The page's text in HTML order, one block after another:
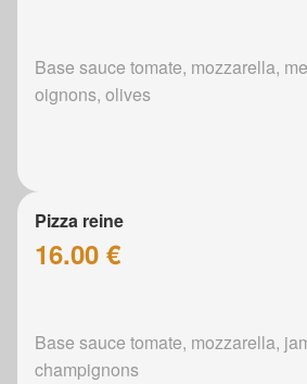
Base sauce tomate, mozzarella,
oignons, olives
Pizza reine
16.00 €
Base sauce tomate, mozzarella,
champignons